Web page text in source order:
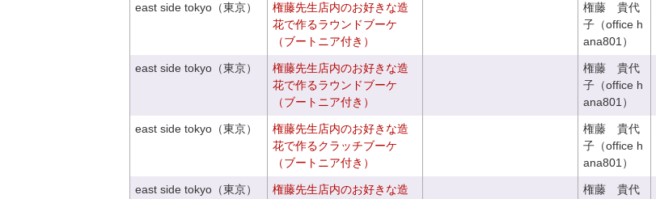
east side tokyo（東京）
権藤先生店内のお好きな造
花で作るラウンドブーケ
（ブートニア付き）
権藤 貴代
子（office h
ana801）
east side tokyo（東京）
権藤先生店内のお好きな造
花で作るラウンドブーケ
（ブートニア付き）
権藤 貴代
子（office h
ana801）
east side tokyo（東京）
権藤先生店内のお好きな造
花で作るクラッチブーケ
（ブートニア付き）
権藤 貴代
子（office h
ana801）
east side tokyo（東京）
権藤先生店内のお好きな造
権藤 貴代